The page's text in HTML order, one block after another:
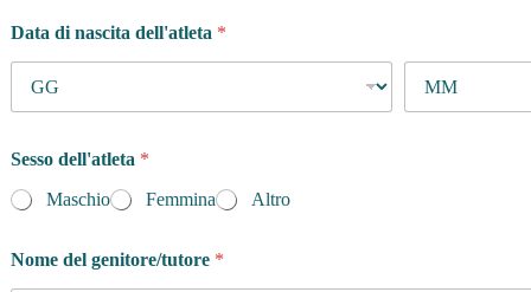
Data di nascita dell'atleta *
Sesso dell'atleta *
Maschio
Femmina Altro
Nome del genitore/tutore *